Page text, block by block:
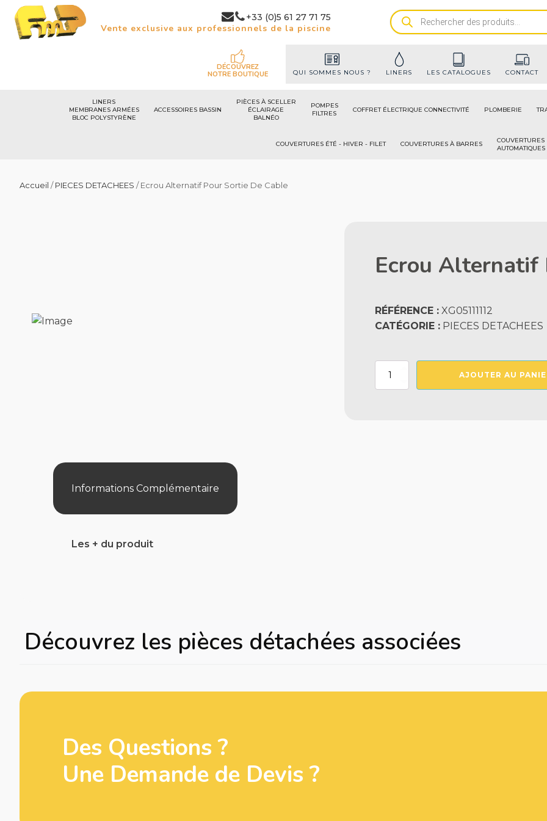
+33 (0)5 61 27 71 75
Vente exclusive aux professionnels de la piscine
Recherche
de
DÉCOUVREZ
NOTRE BOUTIQUE
QUI SOMMES NOUS ? LINERS LES CATALOGUES CONTACT
LINERS
MEMBRANES ARMÉES
BLOC POLYSTYRÈNE
ACCESSOIRES BASSIN
PIÈCES À SCELLER
ÉCLAIRAGE
BALNÉO
POMPES
FILTRES
COFFRET ÉLECTRIQUE CONNECTIVITÉ PLOMBERIE
COUVERTURES ÉTÉ - HIVER - FILET COUVERTURES À BARRES
COUVERTURES
AUTOMATIQUES
Accueil /PIECES DETACHEES / Ecrou Alternatif Pour Sortie De Cable
Ecrou Alternatif
RÉFÉRENCE : XG05111112
CATÉGORIE : PIECES DETACHEES
quantité
AJOUTER AU
Informations Complémentaire
Les + du produit
Découvrez les pièces détachées associées
Des Questions ?
Une Demande de Devis ?